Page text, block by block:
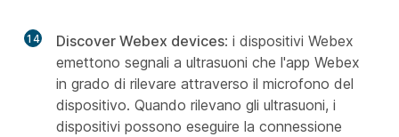
14 Discover Webex devices: i dispositivi Webex
emettono segnali a ultrasuoni che l'app Webex
in grado di rilevare attraverso il microfono del
dispositivo. Quando rilevano gli ultrasuoni, i
dispositivi possono eseguire la connessione